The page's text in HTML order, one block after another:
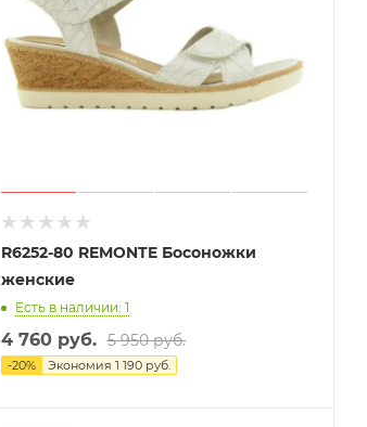
R6252-80 REMONTE Босоножки
женские
Есть в наличии: 1
4 760 руб. 5 950 руб.
-20% Экономия 1 190 руб.